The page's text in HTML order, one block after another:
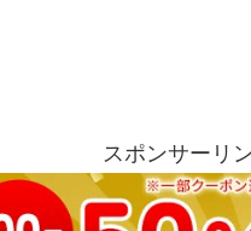
スポンサーリ